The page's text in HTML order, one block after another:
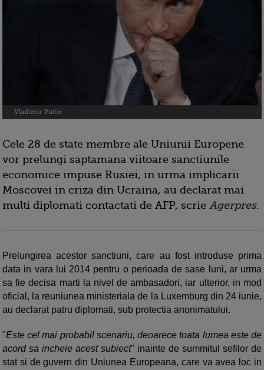
Vladimir Putin
Cele 28 de state membre ale Uniunii Europene
vor prelungi saptamana viitoare sanctiunile
economice impuse Rusiei, in urma implicarii
Moscovei in criza din Ucraina, au declarat mai
multi diplomati contactati de AFP, scrie Agerpres.
Prelungirea acestor sanctiuni, care au fost introduse prima
data in vara lui 2014 pentru o perioada de sase luni, ar urma
sa fie decisa marti la nivel de ambasadori, iar ulterior, in mod
oficial, la reuniunea ministeriala de la Luxemburg din 24 iunie,
au declarat patru diplomati, sub protectia anonimatului.
"Este cel mai probabil scenariu, deoarece toata lumea este de
acord sa incheie acest subiect" inainte de summitul sefilor de
stat si de guvern din Uniunea Europeana, care va avea loc in